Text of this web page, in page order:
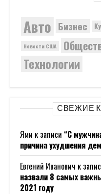
Авто Бизнес
Новости США
Технологии
СВЕЖИЕ
Ями к записи “С
причина ухудшения
Евгений Иванович к
назвали 8 самых
2021 году